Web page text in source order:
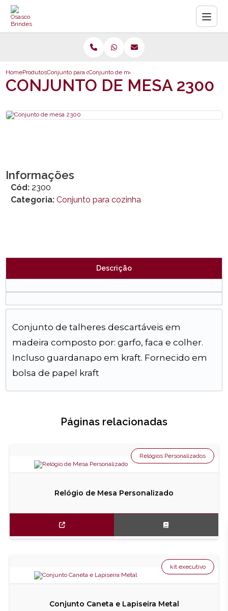
HomeProdutosConjunto para cozinhaConjunto de mesa 2300
CONJUNTO DE MESA 2300
Informações
Cód: 2300
Categoria: Conjunto para cozinha
Descrição
Conjunto de talheres descartáveis em
madeira composto por: garfo, faca e colher.
Incluso guardanapo em kraft. Fornecido em
bolsa de papel kraft
Páginas relacionadas
Relógio de Mesa Personalizado
Relógios Personalizados
Conjunto Caneta e Lapiseira Metal
kit executivo